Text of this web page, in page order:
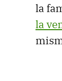
la
la